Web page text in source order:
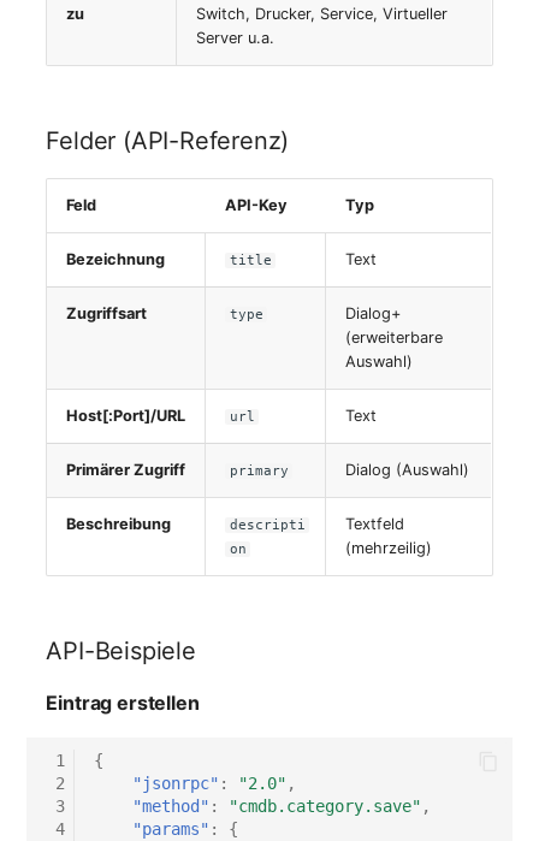
zu
Switch, Drucker, Service, Virtueller
Server u.a.
Felder (API-Referenz)
Feld API-Key Typ
Bezeichnung title Text
Zugriffsart type
Dialog+
(erweiterbare
Auswahl)
Host[:Port]/URL url Text
Primärer Zugriff primary Dialog (Auswahl)
Beschreibung
descripti
on
Textfeld
(mehrzeilig)
API-Beispiele
Eintrag erstellen
1
2
3
4
{
"jsonrpc" : "2.0" ,
"method" : "cmdb.category.save" ,
"params" :
{